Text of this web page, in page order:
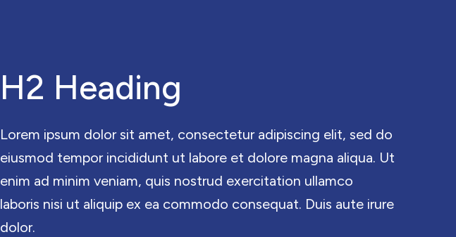
H2 Heading
Lorem ipsum dolor sit amet, consectetur adipiscing elit, sed do
eiusmod tempor incididunt ut labore et dolore magna aliqua. Ut
enim ad minim veniam, quis nostrud exercitation ullamco
laboris nisi ut aliquip ex ea commodo consequat. Duis aute irure
dolor.